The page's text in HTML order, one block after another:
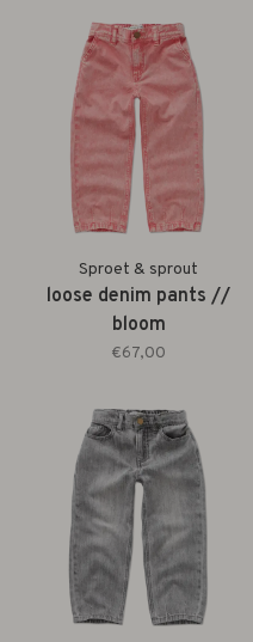
Sproet & sprout
loose denim pants //
bloom
€67,00